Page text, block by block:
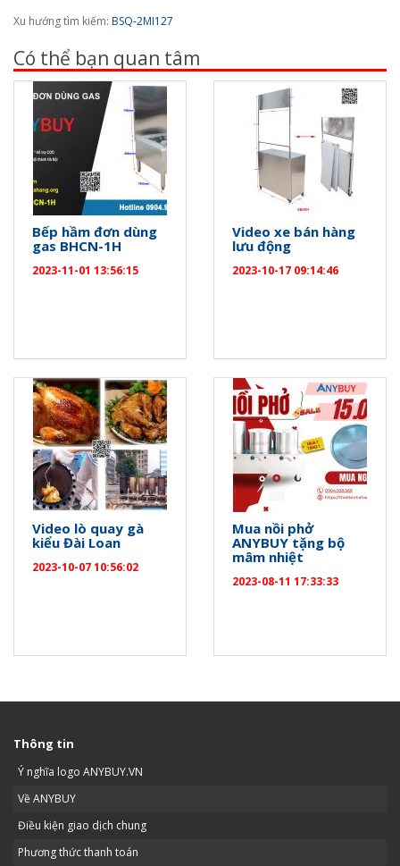
Xu hướng tìm kiếm: BSQ-2MI127
Có thể bạn quan tâm
Bếp hầm đơn dùng
gas BHCN-1H
2023-11-01 13:56:15
Video xe bán hàng
lưu động
2023-10-17 09:14:46
Video lò quay gà
kiểu Đài Loan
2023-10-07 10:56:02
Mua nồi phở
ANYBUY tặng bộ
mâm nhiệt
2023-08-11 17:33:33
Thông tin
Ý nghĩa logo ANYBUY.VN
Về ANYBUY
Điều kiện giao dịch chung
Phương thức thanh toán